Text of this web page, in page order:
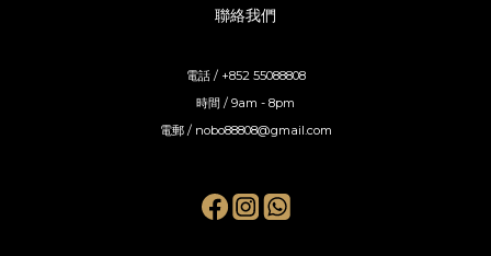
聯絡我們
電話 / +852 55088808
時間 / 9am - 8pm
電郵 / nobo88808@gmail.com